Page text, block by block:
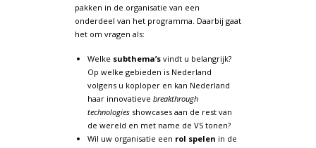
pakken in de organisatie van een
onderdeel van het programma. Daarbij gaat
het om vragen als:
Welke subthema’s vindt u belangrijk?
Op welke gebieden is Nederland
volgens u koploper en kan Nederland
haar innovatieve breakthrough
technologiesshowcases aan de rest van
de wereld en met name de VS tonen?
Wil uw organisatie een rol spelen in de